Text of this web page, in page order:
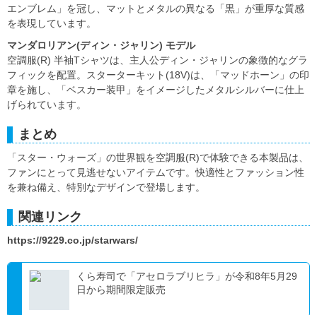
エンブレム」を冠し、マットとメタルの異なる「黒」が重厚な質感
を表現しています。
マンダロリアン(ディン・ジャリン) モデル
空調服(R) 半袖Tシャツは、主人公ディン・ジャリンの象徴的なグラ
フィックを配置。スターターキット(18V)は、「マッドホーン」の印
章を施し、「ベスカー装甲」をイメージしたメタルシルバーに仕上
げられています。
まとめ
「スター・ウォーズ」の世界観を空調服(R)で体験できる本製品は、
ファンにとって見逃せないアイテムです。快適性とファッション性
を兼ね備え、特別なデザインで登場します。
関連リンク
https://9229.co.jp/starwars/
くら寿司で「アセロラブリヒラ」が令和8年5月29
日から期間限定販売